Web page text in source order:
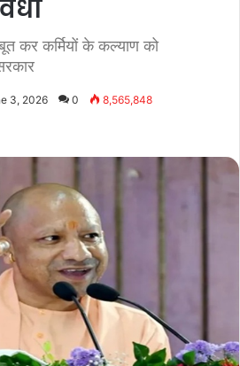
कर कर्मियों के कल्याण को
3, 2026 0 8,565,848